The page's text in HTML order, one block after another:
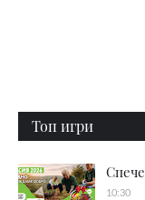
Топ игри
10:30